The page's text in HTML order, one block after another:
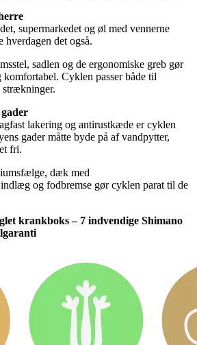
supermarkedet og øl med vennerne
hverdagen det også.
sadlen og de ergonomiske greb gør
Cyklen passer både til
lakering og antirustkæde er cyklen
gader måtte byde på af vandpytter,
fri.
dæk med
og fodbremse gør cyklen parat til de
krankboks – 7 indvendige Shimano